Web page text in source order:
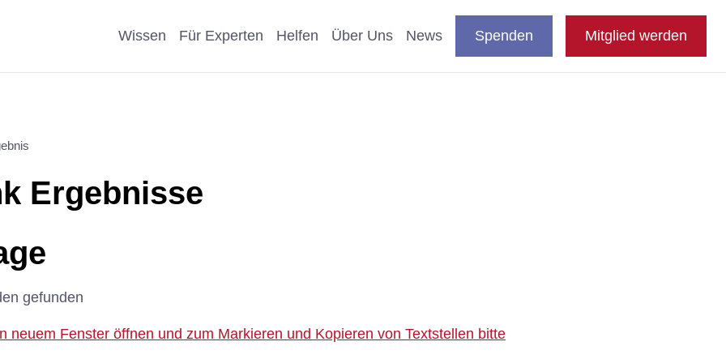
auswählen
DE
Wissen
Wissenschaftliche Argumente
Für Experten Helfen
Als Förderer/Förderin
spenden
Über Uns News Spenden Mitglied werden
Ergebnisse
gefunden
neuem Fenster öffnen und zum Markieren und Kopieren von Textstellen bitte